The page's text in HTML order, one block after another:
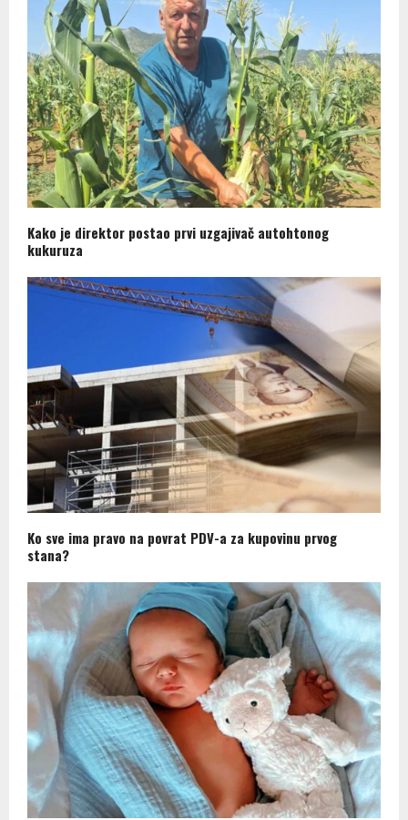
Kako je direktor postao prvi uzgajivač autohtonog
kukuruza
Ko sve ima pravo na povrat PDV-a za kupovinu prvog
stana?